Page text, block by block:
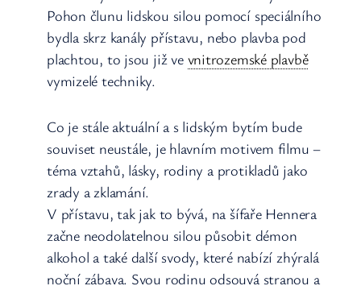
Pohon člunu lidskou silou pomocí speciálního
bydla skrz kanály přístavu, nebo plavba pod
plachtou, to jsou již ve vnitrozemské plavbě
vymizelé techniky.
Co je stále aktuální a s lidským bytím bude
souviset neustále, je hlavním motivem filmu –
téma vztahů, lásky, rodiny a protikladů jako
zrady a zklamání.
V přístavu, tak jak to bývá, na šífaře Hennera
začne neodolatelnou silou působit démon
alkohol a také další svody, které nabízí zhýralá
noční zábava. Svou rodinu odsouvá stranou a